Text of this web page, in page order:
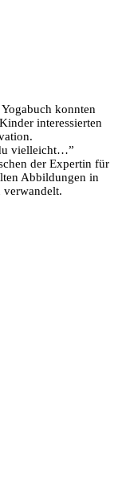
konnten
interessierten
vielleicht…”
der Expertin für
Abbildungen in
verwandelt.